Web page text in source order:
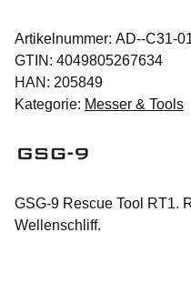
Artikelnummer: AD--C31-
GTIN: 4049805267634
HAN: 205849
Kategorie: Messer & Tools
GSG-9 Rescue Tool RT1.
Wellenschliff.